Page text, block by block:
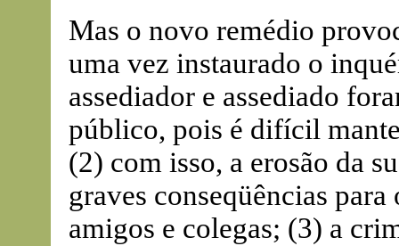
Mas o novo remédio
uma vez instaurado o
assediador e assediado
público, pois é difícil
(2) com isso, a erosão da
graves conseqüências
amigos e colegas; (3) a